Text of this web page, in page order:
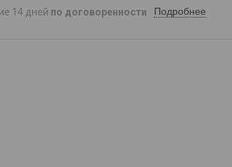
14 дней по договоренности Подробнее